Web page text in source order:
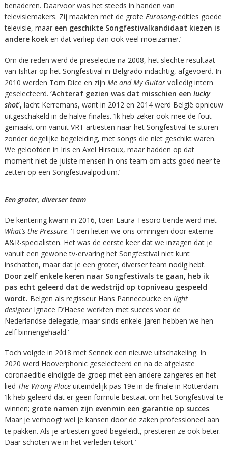
benaderen. Daarvoor was het steeds in handen van
televisiemakers. Zij maakten met de grote Eurosong-edities goede
televisie, maar een geschikte Songfestivalkandidaat kiezen is
andere koeken dat verliep dan ook veel moeizamer.’
Om die reden werd de preselectie na 2008, het slechte resultaat
van Ishtar op het Songfestival in Belgrado indachtig, afgevoerd. In
2010 werden Tom Dice en zijn Me and My Guitar volledig intern
geselecteerd. ‘Achteraf gezien was dat misschien een lucky
shot‘, lacht Kerremans, want in 2012 en 2014 werd België opnieuw
uitgeschakeld in de halve finales. ‘Ik heb zeker ook mee de fout
gemaakt om vanuit VRT artiesten naar het Songfestival te sturen
zonder degelijke begeleiding, met songs die niet geschikt waren.
We geloofden in Iris en Axel Hirsoux, maar hadden op dat
moment niet de juiste mensen in ons team om acts goed neer te
zetten op een Songfestivalpodium.’
Een groter, diverser team
De kentering kwam in 2016, toen Laura Tesoro tiende werd met
What’s the Pressure. ‘Toen lieten we ons omringen door externe
A&R-specialisten. Het was de eerste keer dat we inzagen dat je
vanuit een gewone tv-ervaring het Songfestival niet kunt
inschatten, maar dat je een groter, diverser team nodig hebt.
Door zelf enkele keren naar Songfestivals te gaan, heb ik
pas echt geleerd dat de wedstrijd op topniveau gespeeld
wordt. Belgen als regisseur Hans Pannecoucke en light
designer Ignace D’Haese werkten met succes voor de
Nederlandse delegatie, maar sinds enkele jaren hebben we hen
zelf binnengehaald.’
Toch volgde in 2018 met Sennek een nieuwe uitschakeling. In
2020 werd Hooverphonic geselecteerd en na de afgelaste
coronaeditie eindigde de groep met een andere zangeres en het
lied The Wrong Place uiteindelijk pas 19e in de finale in Rotterdam.
‘Ik heb geleerd dat er geen formule bestaat om het Songfestival te
winnen; grote namen zijn evenmin een garantie op succes.
Maar je verhoogt wel je kansen door de zaken professioneel aan
te pakken. Als je artiesten goed begeleidt, presteren ze ook beter.
Daar schoten we in het verleden tekort.’